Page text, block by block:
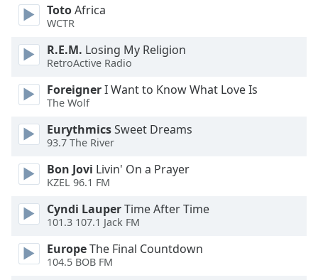
modal
window.
Beginning
dialog
window.
and
close
window.
Text
Color
TotoAfrica
WCTR
R.E.M. Losing My Religion
RetroActive Radio
ForeignerI Want to Know What Love Is
The Wolf
EurythmicsSweet Dreams
93.7 The River
Bon Jovi Livin' On a Prayer
KZEL 96.1 FM
Cyndi LauperTime After Time
101.3 107.1 Jack FM
EuropeThe Final Countdown
104.5 BOB FM